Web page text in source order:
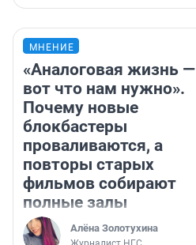
МНЕНИЕ
«Аналоговая жизнь —
вот что нам нужно».
Почему новые
блокбастеры
проваливаются, а
повторы старых
фильмов собирают
полные залы
Алёна Золотухина